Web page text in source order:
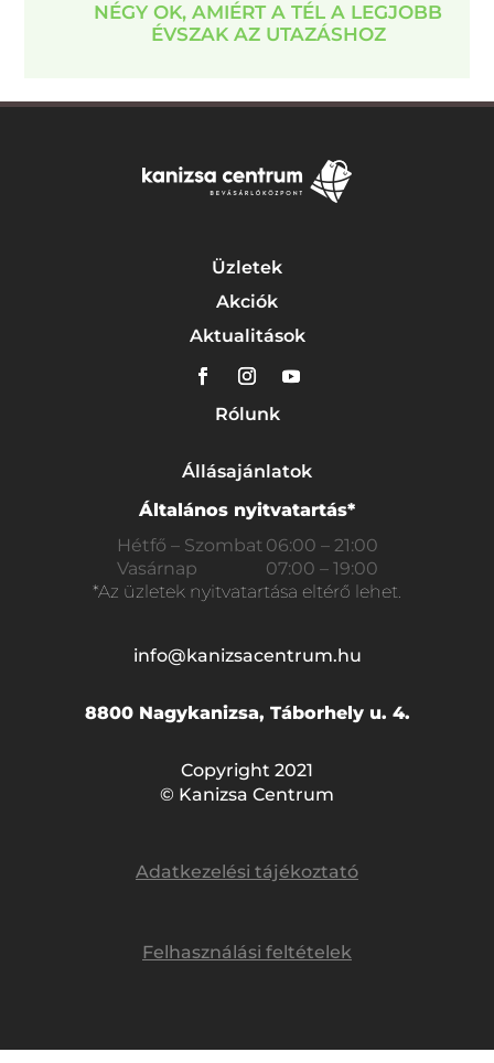
NÉGY OK, AMIÉRT A TÉL A LEGJOBB
ÉVSZAK AZ UTAZÁSHOZ
Üzletek
Akciók
Aktualitások
Rólunk
Állásajánlatok
Általános nyitvatartás*
Hétfő – Szombat 06:00 – 21:00
Vasárnap
07:00 – 19:00
*Az üzletek nyitvatartása eltérő lehet.
info@kanizsacentrum.hu
8800 Nagykanizsa, Táborhely u. 4.
Copyright 2021
© Kanizsa Centrum
Adatkezelési tájékoztató
Felhasználási feltételek